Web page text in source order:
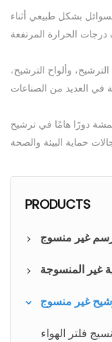
بشكل طبيعي أثناء
وألواح الترشيح،
دورًا هامًا في ترشيح
PRODUCTS
غير منسوج
لون غير منسوج
غير المنسوجة
غير منسوجة
التخلص منه
غير منسوج
نسيج فلتر الهواء